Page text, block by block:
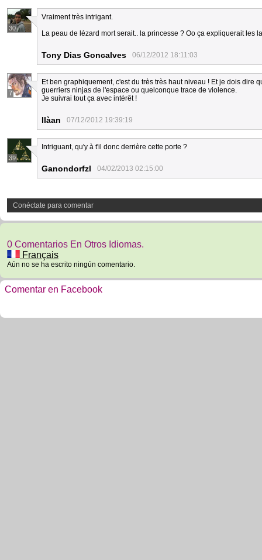
30
Vraiment très intrigant.
La peau de lézard mort serait.. la princesse ? Oo ça expliquerait les
Tony Dias Goncalves 06/12/2012 18:11:03
7
Et ben graphiquement, c'est du très très haut niveau ! Et je dois dire
guerriers ninjas de l'espace ou quelconque trace de violence.
Je suivrai tout ça avec intérêt !
Ilàan 07/12/2012 19:39:19
39
Intriguant, qu'y à t'il donc derrière cette porte ?
Ganondorfzl 04/02/2013 02:15:00
Conéctate para comentar
0 Comentarios En Otros Idiomas.
Français
Aún no se ha escrito ningún comentario.
Comentar en Facebook